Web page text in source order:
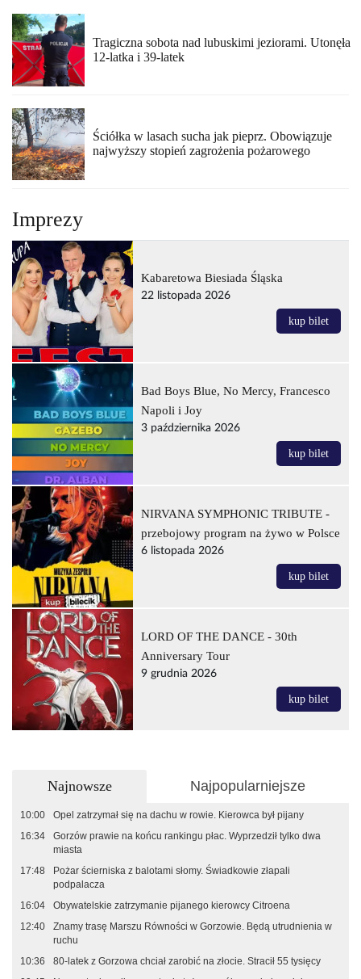
Tragiczna sobota nad lubuskimi jeziorami. Utonęła
12-latka i 39-latek
Ściółka w lasach sucha jak pieprz. Obowiązuje
najwyższy stopień zagrożenia pożarowego
Imprezy
Kabaretowa Biesiada Śląska
22 listopada 2026
kup bilet
Bad Boys Blue, No Mercy, Francesco
Napoli i Joy
3 października 2026
kup bilet
NIRVANA SYMPHONIC TRIBUTE -
przebojowy program na żywo w Polsce
6 listopada 2026
kup bilet
LORD OF THE DANCE - 30th
Anniversary Tour
9 grudnia 2026
kup bilet
Najnowsze Najpopularniejsze
10:00
Opel zatrzymał się na dachu w rowie. Kierowca był pijany
16:34
Gorzów prawie na końcu rankingu płac. Wyprzedził tylko dwa
miasta
17:48
Pożar ścierniska z balotami słomy. Świadkowie złapali
podpalacza
16:04
Obywatelskie zatrzymanie pijanego kierowcy Citroena
12:40
Znamy trasę Marszu Równości w Gorzowie. Będą utrudnienia w
ruchu
10:36
80-latek z Gorzowa chciał zarobić na złocie. Stracił 55 tysięcy